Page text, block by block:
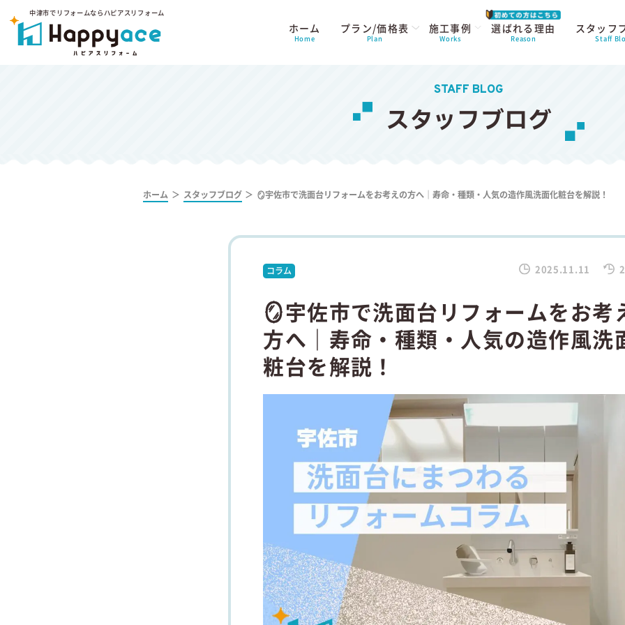
中津市でリフォームならハピアスリフォーム
ホーム
Home
プラン/価格表
Plan
施工事例
Works
選ばれる理由
Reason
スタッフ
Staff
STAFF BLOG
スタッフブログ
ホーム スタッフブログ 🪞宇佐市で洗面台リフォームをお考えの方へ｜寿命・種類・人気の造作風洗面化粧台を解説！
コラム 2025.11.11
🪞宇佐市で洗面台リフォームをお考
方へ｜寿命・種類・人気の造作風洗
粧台を解説！